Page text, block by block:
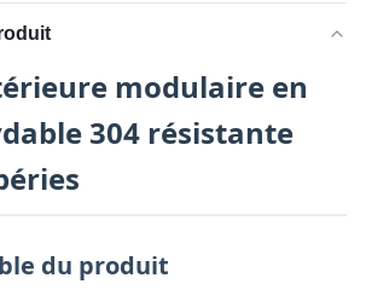
modulaire en
304 résistante
du produit